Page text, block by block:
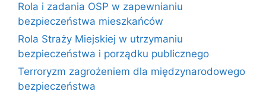
Rola i zadania OSP w zapewnianiu
bezpieczeństwa mieszkańców
Rola Straży Miejskiej w utrzymaniu
bezpieczeństwa i porządku publicznego
Terroryzm zagrożeniem dla międzynarodowego
bezpieczeństwa